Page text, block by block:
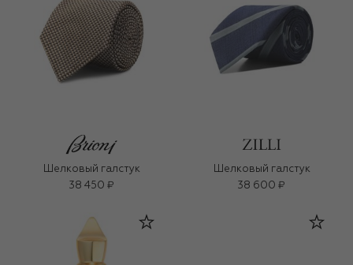
Шелковый галстук
38 450 ₽
Шелковый галстук
38 600 ₽